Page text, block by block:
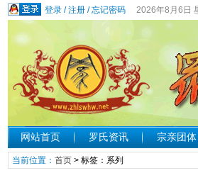
登录/注册/忘记密码 2026年8月6日
网站首页 罗氏资讯 宗亲团体
当前位置： 首页> 标签：系列